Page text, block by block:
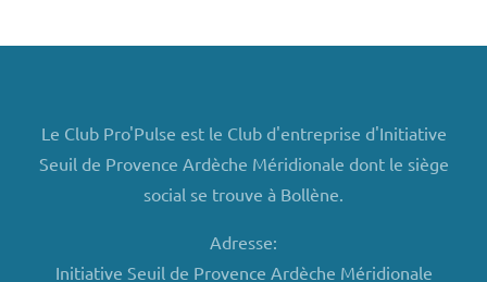
Le Club Pro'Pulse est le Club d'entreprise d'Initiative
Seuil de Provence Ardèche Méridionale dont le siège
social se trouve à Bollène.
Adresse:
Initiative Seuil de Provence Ardèche Méridionale